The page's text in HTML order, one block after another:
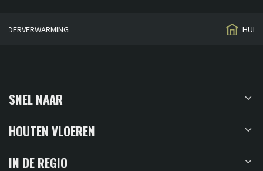
SNEL NAAR
HOUTEN VLOEREN
IN DE REGIO